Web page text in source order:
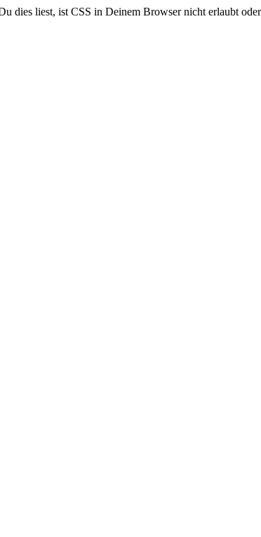
dies liest, ist CSS in Deinem Browser nicht erlaubt